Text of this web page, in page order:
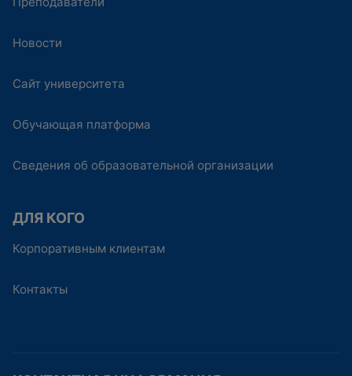
Новости
Сайт университета
Обучающая платформа
Сведения об образовательной организации
ДЛЯ КОГО
Корпоративным клиентам
Контакты